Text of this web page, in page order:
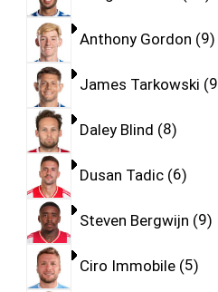
Anthony Gordon 9
James Tarkowski 9
Daley Blind 8
Dusan Tadic 6
Steven Bergwijn 9
Ciro Immobile 5